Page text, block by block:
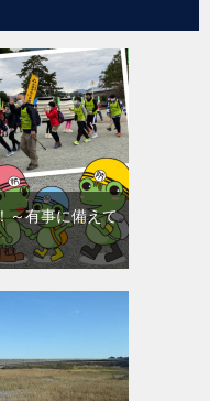
～有事に備えて